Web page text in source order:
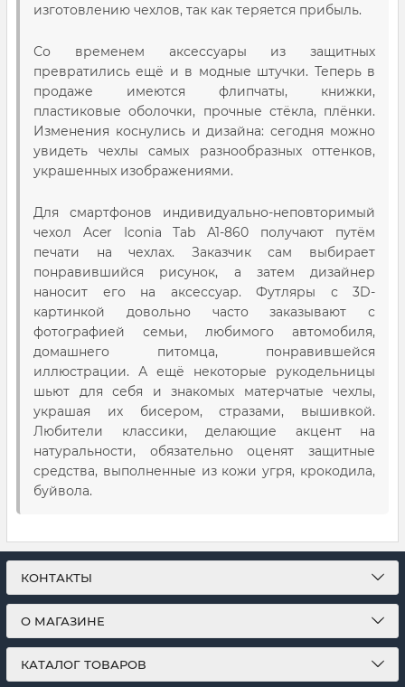
изготовлению чехлов, так как теряется прибыль.
Со временем аксессуары из защитных
превратились ещё и в модные штучки. Теперь в
продаже имеются флипчаты, книжки,
пластиковые оболочки, прочные стёкла, плёнки.
Изменения коснулись и дизайна: сегодня можно
увидеть чехлы самых разнообразных оттенков,
украшенных изображениями.
Для смартфонов индивидуально-неповторимый
чехол Acer Iconia Tab A1-860 получают путём
печати на чехлах. Заказчик сам выбирает
понравившийся рисунок, а затем дизайнер
наносит его на аксессуар. Футляры с 3D-
картинкой довольно часто заказывают с
фотографией семьи, любимого автомобиля,
домашнего питомца, понравившейся
иллюстрации. А ещё некоторые рукодельницы
шьют для себя и знакомых матерчатые чехлы,
украшая их бисером, стразами, вышивкой.
Любители классики, делающие акцент на
натуральности, обязательно оценят защитные
средства, выполненные из кожи угря, крокодила,
буйвола.
КОНТАКТЫ
О МАГАЗИНЕ
КАТАЛОГ ТОВАРОВ